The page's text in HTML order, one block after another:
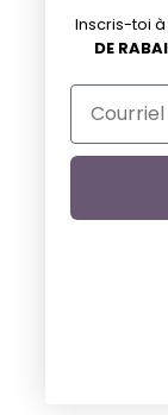
Inscris-toi
DE